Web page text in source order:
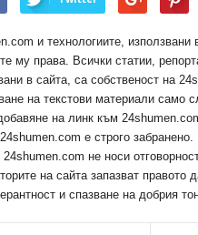
и технологиите, използвани
му права. Всички статии,
в сайта, са собственост на
на текстови материали само
на линк към
е строго
24shumen.com не носи
на сайта запазват правото
и спазване на добрия